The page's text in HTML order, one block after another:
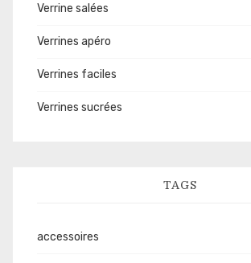
Verrine salées
Verrines apéro
Verrines faciles
Verrines sucrées
TAGS
accessoires